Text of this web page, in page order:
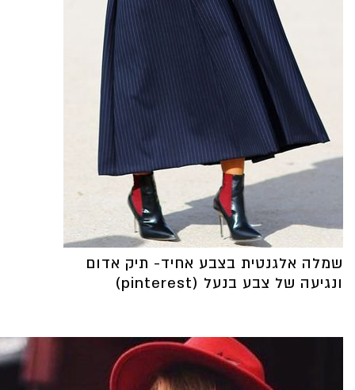
שמלה אלגנטית בצבע אחיד- תיק אדום
ונגיעה של צבע בנעל (pinterest)